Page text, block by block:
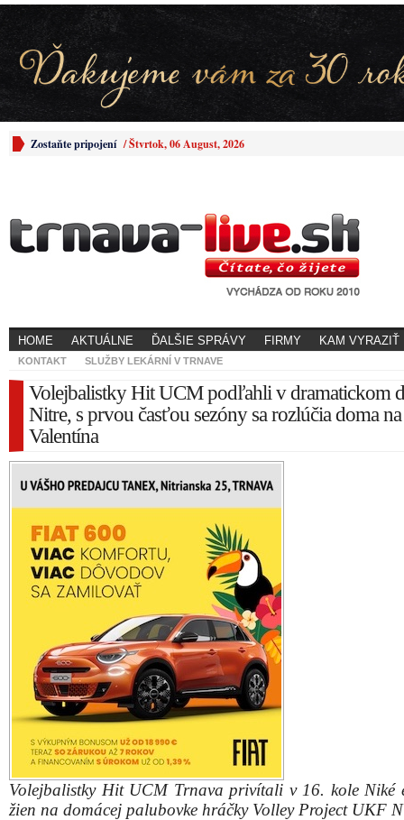
Zostaňte pripojení /Štvrtok, 06 August, 2026
HOME AKTUÁLNE ĎALŠIE SPRÁVY FIRMY KAM VYRAZIŤ
KONTAKT SLUŽBY LEKÁRNÍ V TRNAVE
Volejbalistky Hit UCM podľahli v dramatickom
Nitre, s prvou časťou sezóny sa rozlúčia doma na
Valentína
Volejbalistky Hit UCM Trnava privítali v 16. kole Niké
žien na domácej palubovke hráčky Volley Project UKF